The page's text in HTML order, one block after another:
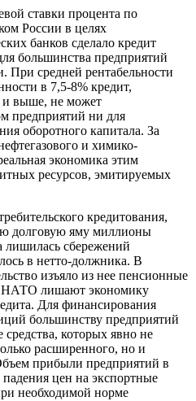
ставки процента по
России в целях
банков сделало кредит
большинства предприятий
При средней рентабельности
в 7,5-8% кредит,
и выше, не может
предприятий ни для
оборотного капитала. За
и химико-
экономика этим
ресурсов, эмитируемых
кредитования,
долговую яму миллионы
лишилась сбережений
в нетто-должника. В
изъяло из нее пенсионные
НАТО лишают экономику
Для финансирования
большинству предприятий
средства, которых явно не
расширенного, но и
прибыли предприятий в
падения цен на экспортные
необходимой норме